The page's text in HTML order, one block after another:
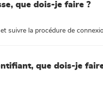
que dois-je faire ?
suivre la procédure de
que dois-je